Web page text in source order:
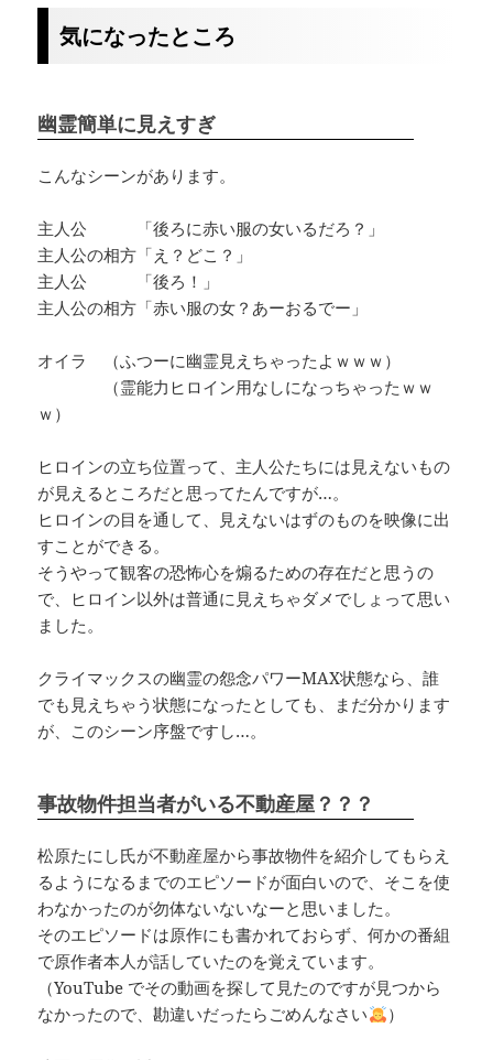
気になったところ
幽霊簡単に見えすぎ
こんなシーンがあります。
主人公 「後ろに赤い服の女いるだろ？」
主人公の相方「え？どこ？」
主人公 「後ろ！」
主人公の相方「赤い服の女？あーおるでー」
オイラ （ふつーに幽霊見えちゃったよｗｗｗ）
（霊能力ヒロイン用なしになっちゃったｗｗ
ｗ）
ヒロインの立ち位置って、主人公たちには見えないもの
が見えるところだと思ってたんですが…。
ヒロインの目を通して、見えないはずのものを映像に出
すことができる。
そうやって観客の恐怖心を煽るための存在だと思うの
で、ヒロイン以外は普通に見えちゃダメでしょって思い
ました。
クライマックスの幽霊の怨念パワーMAX状態なら、誰
でも見えちゃう状態になったとしても、まだ分かります
が、このシーン序盤ですし…。
事故物件担当者がいる不動産屋？？？
松原たにし氏が不動産屋から事故物件を紹介してもらえ
るようになるまでのエピソードが面白いので、そこを使
わなかったのが勿体ないないなーと思いました。
そのエピソードは原作にも書かれておらず、何かの番組
で原作者本人が話していたのを覚えています。
（YouTube でその動画を探して見たのですが見つから
なかったので、勘違いだったらごめんなさい
）